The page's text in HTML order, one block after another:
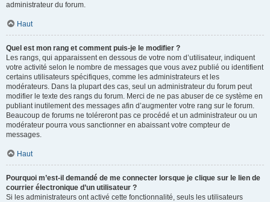
administrateur du forum.
Haut
Quel est mon rang et comment puis-je le modifier ?
Les rangs, qui apparaissent en dessous de votre nom d’utilisateur, indiquent
votre activité selon le nombre de messages que vous avez publié ou identifient
certains utilisateurs spécifiques, comme les administrateurs et les
modérateurs. Dans la plupart des cas, seul un administrateur du forum peut
modifier le texte des rangs du forum. Merci de ne pas abuser de ce système en
publiant inutilement des messages afin d’augmenter votre rang sur le forum.
Beaucoup de forums ne toléreront pas ce procédé et un administrateur ou un
modérateur pourra vous sanctionner en abaissant votre compteur de
messages.
Haut
Pourquoi m’est-il demandé de me connecter lorsque je clique sur le lien de
courrier électronique d’un utilisateur ?
Si les administrateurs ont activé cette fonctionnalité, seuls les utilisateurs